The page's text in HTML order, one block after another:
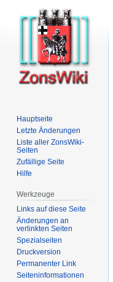
Hauptseite
Letzte Änderungen
Liste aller ZonsWiki-
Seiten
Zufällige Seite
Hilfe
Werkzeuge
Links auf diese Seite
Änderungen an
verlinkten Seiten
Spezialseiten
Druckversion
Permanenter Link
Seiten­­informationen